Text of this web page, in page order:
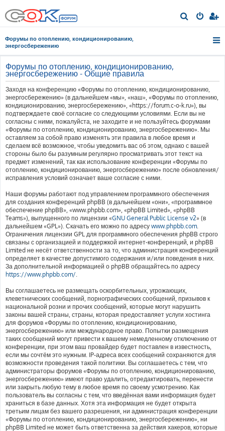
о
Форумы по отоплению, кондиционированию,
энергосбережению
Форумы по отоплению, кондиционированию,
энергосбережению - Общие правила
Заходя на конференцию «Форумы по отоплению, кондиционированию,
энергосбережению» (в дальнейшем «мы», «наш», «Форумы по отоплению,
кондиционированию, энергосбережению», «https://forum.c-o-k.ru»), вы
подтверждаете своё согласие со следующими условиями. Если вы не
согласны с ними, пожалуйста, не заходите и не пользуйтесь форумами
«Форумы по отоплению, кондиционированию, энергосбережению». Мы
оставляем за собой право изменять эти правила в любое время и
сделаем всё возможное, чтобы уведомить вас об этом, однако с вашей
стороны было бы разумным регулярно просматривать этот текст на
предмет изменений, так как использование конференции «Форумы по
отоплению, кондиционированию, энергосбережению» после обновления/
исправления условий означает ваше согласие с ними.
Наши форумы работают под управлением программного обеспечения
для создания конференций phpBB (в дальнейшем «они», «программное
обеспечение phpBB», «www.phpbb.com», «phpBB Limited», «phpBB
Teams»), выпущенного по лицензии «GNU General Public License v2» (в
дальнейшем «GPL»). Скачать его можно по адресу www.phpbb.com.
Ограничения лицензии GPL для программного обеспечения phpBB строго
связаны с организацией и поддержкой интернет-конференций, и phpBB
Limited не несёт ответственности за то, что администрация конференций
определяет в качестве допустимого содержания и/или поведения в них.
За дополнительной информацией о phpBB обращайтесь по адресу
https://www.phpbb.com/.
Вы соглашаетесь не размещать оскорбительных, угрожающих,
клеветнических сообщений, порнографических сообщений, призывов к
национальной розни и прочих сообщений, которые могут нарушить
законы вашей страны, страны, которая предоставляет услуги хостинга
для форумов «Форумы по отоплению, кондиционированию,
энергосбережению» или международное право. Попытки размещения
таких сообщений могут привести к вашему немедленному отключению от
конференции, при этом ваш провайдер будет поставлен в известность,
если мы сочтём это нужным. IP-адреса всех сообщений сохраняются для
возможности проведения такой политики. Вы соглашаетесь с тем, что
администраторы форумов «Форумы по отоплению, кондиционированию,
энергосбережению» имеют право удалить, отредактировать, перенести
или закрыть любую тему в любое время по своему усмотрению. Как
пользователь вы согласны с тем, что введённая вами информация будет
храниться в базе данных. Хотя эта информация не будет открыта
третьим лицам без вашего разрешения, ни администрация конференции
«Форумы по отоплению, кондиционированию, энергосбережению», ни
phpBB Limited не может быть ответственна за действия хакеров, которые